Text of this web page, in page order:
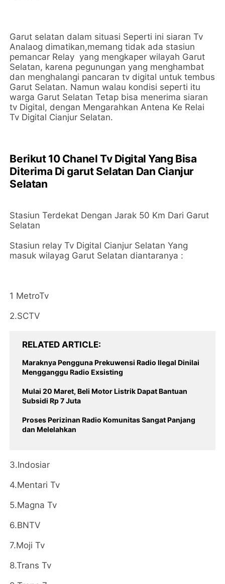
Garut selatan dalam situasi Seperti ini siaran Tv
Analaog dimatikan,memang tidak ada stasiun
pemancar Relay yang mengkaper wilayah Garut
Selatan, karena pegunungan yang menghambat
dan menghalangi pancaran tv digital untuk tembus
Garut Selatan. Namun walau kondisi seperti itu
warga Garut Selatan Tetap bisa menerima siaran
tv Digital, dengan Mengarahkan Antena Ke Relai
Tv Digital Cianjur Selatan.
Berikut 10 Chanel Tv Digital Yang Bisa
Diterima Di garut Selatan Dan Cianjur
Selatan
Stasiun Terdekat Dengan Jarak 50 Km Dari Garut
Selatan
Stasiun relay Tv Digital Cianjur Selatan Yang
masuk wilayag Garut Selatan diantaranya :
1 MetroTv
2.SCTV
RELATED ARTICLE
Maraknya Pengguna Prekuwensi Radio Ilegal Dinilai
Mengganggu Radio Exsisting
Mulai 20 Maret, Beli Motor Listrik Dapat Bantuan
Subsidi Rp 7 Juta
Proses Perizinan Radio Komunitas Sangat Panjang
dan Melelahkan
3.Indosiar
4.Mentari Tv
5.Magna Tv
6.BNTV
7.Moji Tv
8.Trans Tv